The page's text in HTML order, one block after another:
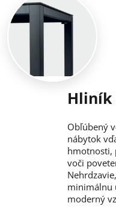
Hliník
Obľúbený
nábytok
hmotnosti,
voči
minimálnu
moderný